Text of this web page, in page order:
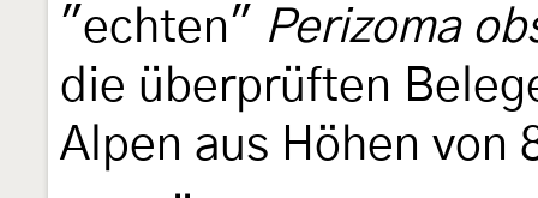
"echten" Perizoma
die überprüften
Alpen aus Höhen von